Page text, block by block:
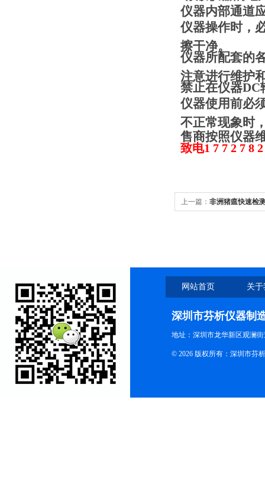
仪器内部通道
仪器操作时，
擦干净。
仪器所配套的
注意进行维护
禁止在仪器DC
仪器使用前必
不正常现象时
售商按照仪器
致电1 7 7 2 7 8
上一篇： 非洲猪瘟快速检
网站首页 关
深圳市芬析仪器制
地址：深圳市龙华新区观澜
© 2026 版权所有：深圳市芬